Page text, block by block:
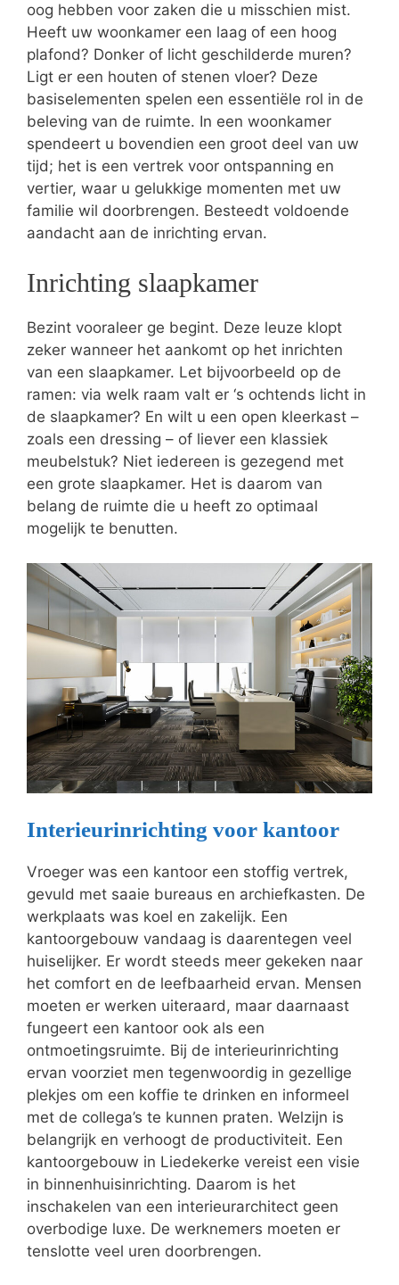
oog hebben voor zaken die u misschien mist.
Heeft uw woonkamer een laag of een hoog
plafond? Donker of licht geschilderde muren?
Ligt er een houten of stenen vloer? Deze
basiselementen spelen een essentiële rol in de
beleving van de ruimte. In een woonkamer
spendeert u bovendien een groot deel van uw
tijd; het is een vertrek voor ontspanning en
vertier, waar u gelukkige momenten met uw
familie wil doorbrengen. Besteedt voldoende
aandacht aan de inrichting ervan.
Inrichting slaapkamer
Bezint vooraleer ge begint. Deze leuze klopt
zeker wanneer het aankomt op het inrichten
van een slaapkamer. Let bijvoorbeeld op de
ramen: via welk raam valt er ‘s ochtends licht in
de slaapkamer? En wilt u een open kleerkast –
zoals een dressing – of liever een klassiek
meubelstuk? Niet iedereen is gezegend met
een grote slaapkamer. Het is daarom van
belang de ruimte die u heeft zo optimaal
mogelijk te benutten.
Interieurinrichting voor kantoor
Vroeger was een kantoor een stoffig vertrek,
gevuld met saaie bureaus en archiefkasten. De
werkplaats was koel en zakelijk. Een
kantoorgebouw vandaag is daarentegen veel
huiselijker. Er wordt steeds meer gekeken naar
het comfort en de leefbaarheid ervan. Mensen
moeten er werken uiteraard, maar daarnaast
fungeert een kantoor ook als een
ontmoetingsruimte. Bij de interieurinrichting
ervan voorziet men tegenwoordig in gezellige
plekjes om een koffie te drinken en informeel
met de collega’s te kunnen praten. Welzijn is
belangrijk en verhoogt de productiviteit. Een
kantoorgebouw in Liedekerke vereist een visie
in binnenhuisinrichting. Daarom is het
inschakelen van een interieurarchitect geen
overbodige luxe. De werknemers moeten er
tenslotte veel uren doorbrengen.